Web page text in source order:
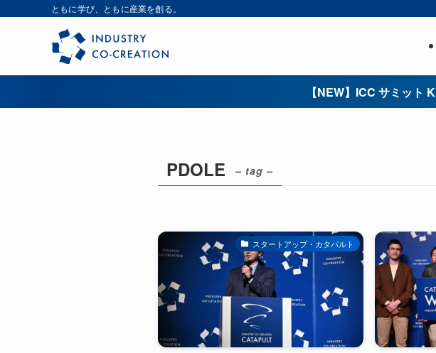
ともに学び、ともに産業を創る。
【NEW】ICC サミット
PDOLE – tag –
スタートアップ・カタパルト